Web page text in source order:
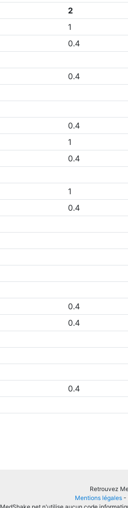
2
1
0.4
0.4
0.4
1
0.4
1
0.4
0.4
0.4
0.4
Retrouvez
Mentions légales -